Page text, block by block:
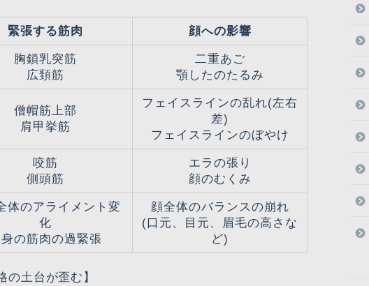
緊張する筋肉 顔への影響
胸鎖乳突筋
広頚筋
二重あご
顎したのたるみ
僧帽筋上部
肩甲挙筋
フェイスラインの乱れ(左右
差)
フェイスラインのぼやけ
咬筋
側頭筋
エラの張り
顔のむくみ
体のアライメント変
化
の筋肉の過緊張
顔全体のバランスの崩れ
(口元、目元、眉毛の高さな
ど)
の土台が歪む】